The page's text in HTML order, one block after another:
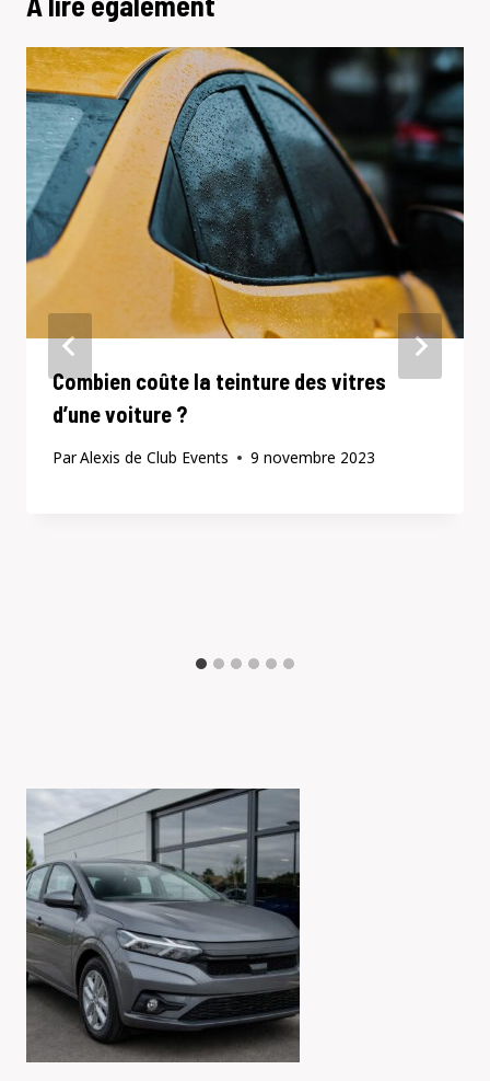
Combien coûte la teinture des vitres
d’une voiture ?
ParAlexis de Club Events 9 novembre 2023